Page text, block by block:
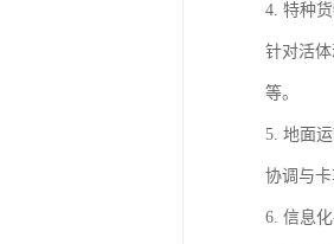
4. 特种
针对活
等。
5. 地面
协调与
6. 信息